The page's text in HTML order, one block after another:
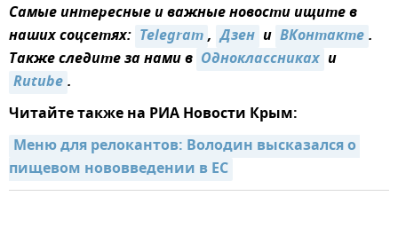
Самые интересные и важные новости ищите в
наших соцсетях: Telegram, Дзен и ВКонтакте.
Также следите за нами в Одноклассниках и
Rutube.
Читайте также на РИА Новости Крым:
Меню для релокантов: Володин высказался о
пищевом нововведении в ЕС